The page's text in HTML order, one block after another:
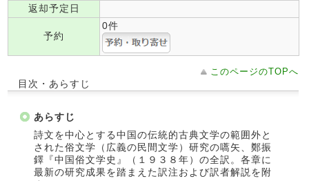
返却予定日
予約
0件
このページのTOPへ
目次・あらすじ
あらすじ
詩文を中心とする中国の伝統的古典文学の範囲外と
された俗文学（広義の民間文学）研究の嚆矢、鄭振
鐸『中国俗文学史』（１９３８年）の全訳。各章に
最新の研究成果を踏まえた訳注および訳者解説を附